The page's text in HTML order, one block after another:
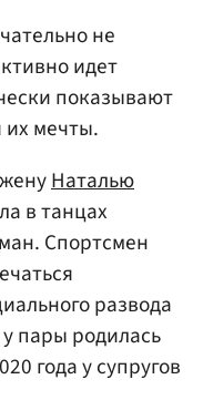
не
идет
показывают
их мечты.
Наталью
в танцах
Спортсмен
развода
пары родилась
года у супругов